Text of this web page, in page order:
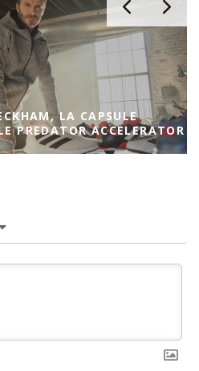
LA CAPSULE
ACCELERATOR